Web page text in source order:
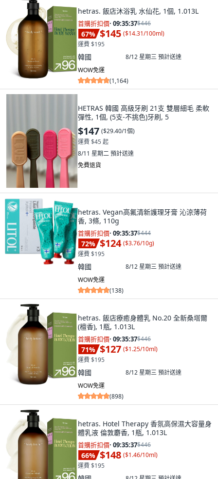
hetras. 飯店沐浴乳 水仙花, 1個, 1.013L
首購折扣價· 09:35:36$446
67% $145 ($14.31/100ml)
運費 $195
韓國 8/12 星期三預計送達
WOW免運
(1,164)
HETRAS 韓國 高級牙刷 21支 雙層細毛 柔軟
彈性, 1個, (5支-不挑色)牙刷, 5
$147 ($29.40/1個)
運費 $45 起
8/11 星期二預計送達
免費退貨
hetras. Vegan高氟清新護理牙膏 沁涼薄荷
香, 3條, 110g
首購折扣價· 09:35:36$444
72% $124 ($3.76/10g)
運費 $195
韓國 8/12 星期三預計送達
WOW免運
(138)
hetras. 飯店療癒身體乳 No.20 全新桑塔爾
(檀香), 1瓶, 1.013L
首購折扣價· 09:35:36$446
71% $127 ($1.25/10ml)
運費 $195
韓國 8/12 星期三預計送達
WOW免運
(898)
hetras. Hotel Therapy 香氛高保濕大容量身
體乳液 倫敦麝香, 1瓶, 1.013L
首購折扣價· 09:35:36$446
66% $148 ($1.46/10ml)
運費 $195